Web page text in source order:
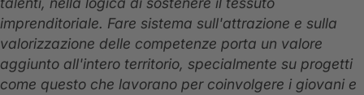
imprenditoriale. Fare sistema sull'attrazione e sulla
valorizzazione delle competenze porta un valore
aggiunto all'intero territorio, specialmente su progetti
come questo che lavorano per coinvolgere i giovani e